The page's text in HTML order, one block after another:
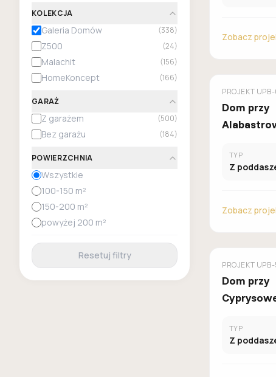
KOLEKCJA
Galeria Domów (338)
Z500 (24)
Malachit (156)
HomeKoncept (166)
GARAŻ
Z garażem (500)
Bez garażu (184)
POWIERZCHNIA
Wszystkie
100-150 m²
150-200 m²
powyżej 200 m²
Resetuj filtry
Zobacz
GALERIA
PROJEKT
Dom przy
TYP
Z
Zobacz
GALERIA
PROJEKT
Dom przy
TYP
Z